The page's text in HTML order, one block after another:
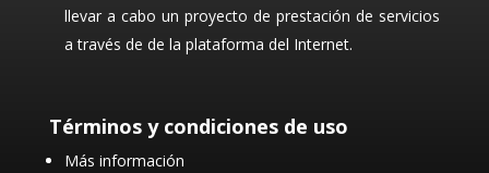
llevar a cabo un proyecto de prestación de servicios
a través de de la plataforma del Internet.
Términos y condiciones de uso
Más información